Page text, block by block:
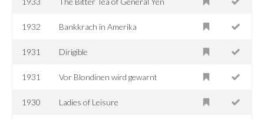
1932 Bankkrach in Amerika
1931 Dirigible
1931 Vor Blondinen wird gewarnt
1930 Ladies of Leisure